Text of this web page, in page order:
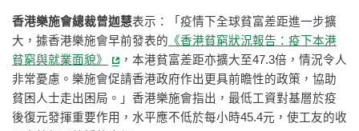
香港樂施會總裁曾迦慧表示：「疫情下全球貧富差距進一步擴
大，據香港樂施會早前發表的 《香港貧窮狀況報告：疫下本港
貧窮與就業面貌》
，本港貧富差距亦擴大至47.3倍，情況令人
非常憂慮。樂施會促請香港政府作出更具前瞻性的政策，協助
貧困人士走出困局。」香港樂施會指出，最低工資對基層於疫
後復元發揮重要作用，水平應不低於每小時45.4元，使工友的收